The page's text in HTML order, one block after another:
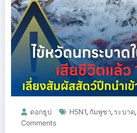
ดอกธูป H5N1, กัมพูชา, ระบาด,
Comments